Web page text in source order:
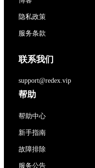
隐私政策
服务条款
联系我们
support@redex.vip
帮助
帮助中心
新手指南
故障排除
服务公告